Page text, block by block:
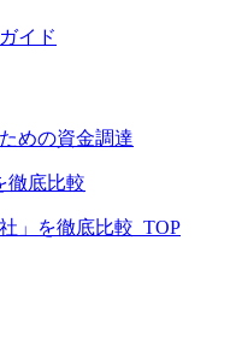
イド
めの資金調達
徹底比較
」を徹底比較_TOP